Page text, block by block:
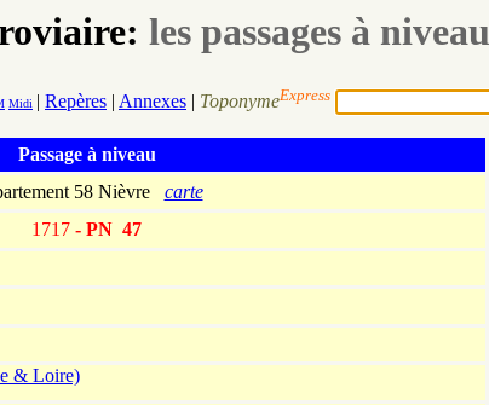
les passages à niveau
Midi | Repères | Annexes | ToponymeExpress
Passage à niveau
58 Nièvre carte
1717 - PN 47
& Loire)